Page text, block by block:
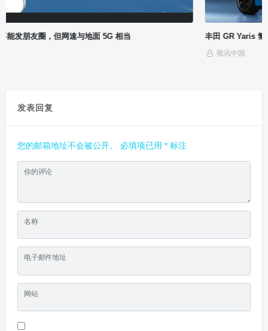
丰田 GR Yaris 氢燃料发动机原型车官图公布，可直接烧氢气
发表回复
您的邮箱地址不会被公开。 必填项已用* 标注
你的评论
名称
电子邮件地址
网站